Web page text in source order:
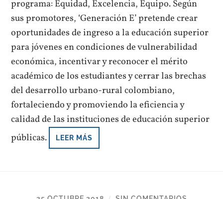
programa: Equidad, Excelencia, Equipo. Según
sus promotores, ‘Generación E’ pretende crear
oportunidades de ingreso a la educación superior
para jóvenes en condiciones de vulnerabilidad
económica, incentivar y reconocer el mérito
académico de los estudiantes y cerrar las brechas
del desarrollo urbano-rural colombiano,
fortaleciendo y promoviendo la eficiencia y
calidad de las instituciones de educación superior
públicas.
LEER MÁS